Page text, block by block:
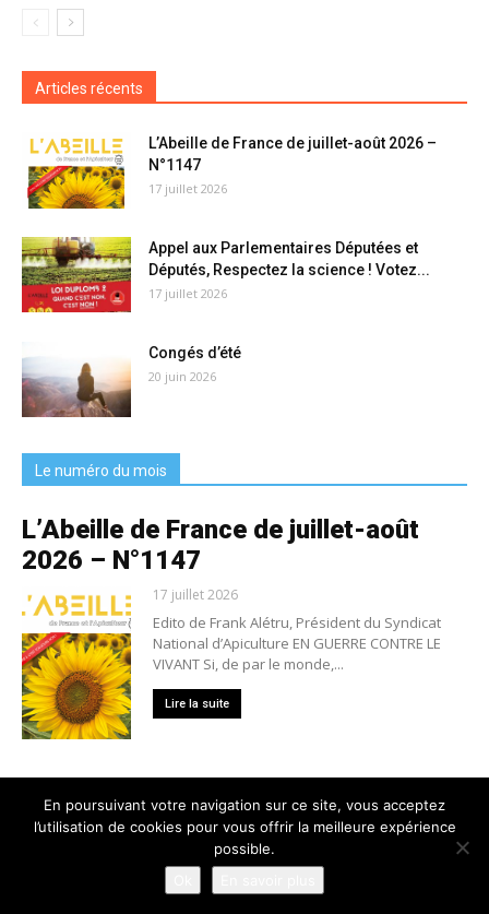
Articles récents
L’Abeille de France de juillet-août 2026 –
N°1147
17 juillet 2026
Appel aux Parlementaires Députées et
Députés, Respectez la science ! Votez...
17 juillet 2026
Congés d’été
20 juin 2026
Le numéro du mois
L’Abeille de France de juillet-août
2026 – N°1147
17 juillet 2026
Edito de Frank Alétru, Président du Syndicat
National d’Apiculture EN GUERRE CONTRE LE
VIVANT Si, de par le monde,...
Lire la suite
Nous contacter
Conditions générales de vente
Politique de confidentialité
© 2025 L'Abeille de France - Tous droits réservés
En poursuivant votre navigation sur ce site, vous acceptez
l’utilisation de cookies pour vous offrir la meilleure expérience
possible.